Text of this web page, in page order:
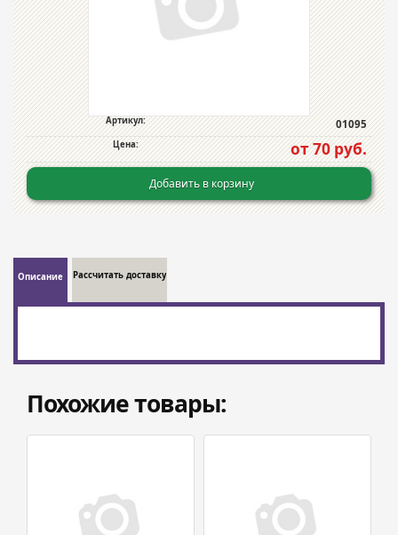
Артикул: 01095
Цена: от 70 руб.
Добавить в корзину
Описание Рассчитать доставку
Похожие товары: